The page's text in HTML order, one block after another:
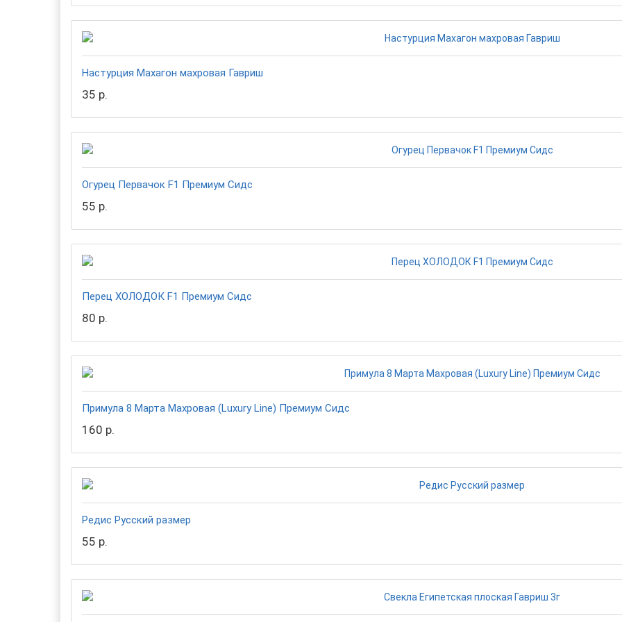
Настурция Махагон махровая Гавриш
35 р.
Огурец Первачок F1 Премиум Сидс
55 р.
Перец ХОЛОДОК F1 Премиум Сидс
80 р.
Примула 8 Марта Махровая (Luxury Line) Премиум Сидс
160 р.
Редис Русский размер
55 р.